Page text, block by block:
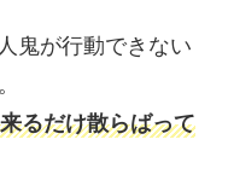
鬼が行動できない
るだけ散らばって